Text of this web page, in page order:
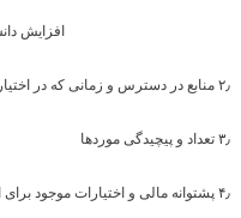
افزایش دانش بشری؟
۲٫ منابع در دسترس و زمانی که در اختیار نمونه، مشاهده و … است.
۳٫ تعداد و پیچیدگی موردها
۴٫ پشتوانه مالی و اختیارات موجود برای استفاده از ابزارها